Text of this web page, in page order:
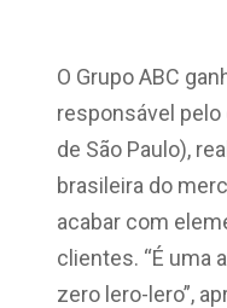
O Grupo ABC
responsável pelo
de São Paulo),
brasileira do
acabar com
clientes. “É uma
zero lero-lero”,